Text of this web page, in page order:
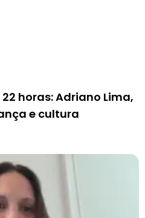
horas: Adriano Lima,
e cultura